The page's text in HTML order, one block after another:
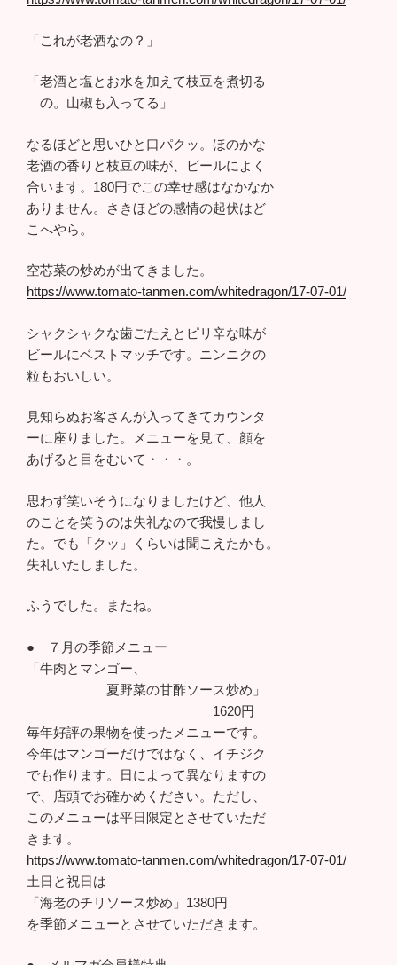
「これが老酒なの？」
「老酒と塩とお水を加えて枝豆を煮切る
の。山椒も入ってる」
なるほどと思いひと口パクッ。ほのかな
老酒の香りと枝豆の味が、ビールによく
合います。180円でこの幸せ感はなかなか
ありません。さきほどの感情の起伏はど
こへやら。
空芯菜の炒めが出てきました。
https://www.tomato-tanmen.com/whitedragon/17-07-01/
シャクシャクな歯ごたえとピリ辛な味が
ビールにベストマッチです。ニンニクの
粒もおいしい。
見知らぬお客さんが入ってきてカウンタ
ーに座りました。メニューを見て、顔を
あげると目をむいて・・・。
思わず笑いそうになりましたけど、他人
のことを笑うのは失礼なので我慢しまし
た。でも「クッ」くらいは聞こえたかも。
失礼いたしました。
ふうでした。またね。
● ７月の季節メニュー
「牛肉とマンゴー、
夏野菜の甘酢ソース炒め」
1620円
毎年好評の果物を使ったメニューです。
今年はマンゴーだけではなく、イチジク
でも作ります。日によって異なりますの
で、店頭でお確かめください。ただし、
このメニューは平日限定とさせていただ
きます。
https://www.tomato-tanmen.com/whitedragon/17-07-01/
土日と祝日は
「海老のチリソース炒め」1380円
を季節メニューとさせていただきます。